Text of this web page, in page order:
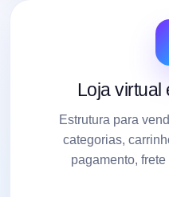
Loja virtual
Estrutura para
categorias,
pagamento,